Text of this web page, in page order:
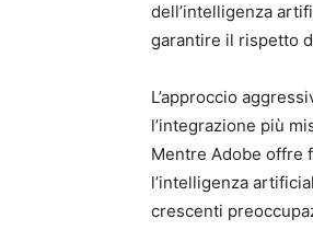
dell’intelligenza
garantire il rispetto
L’approccio
l’integrazione più
Mentre Adobe offre
l’intelligenza
crescenti